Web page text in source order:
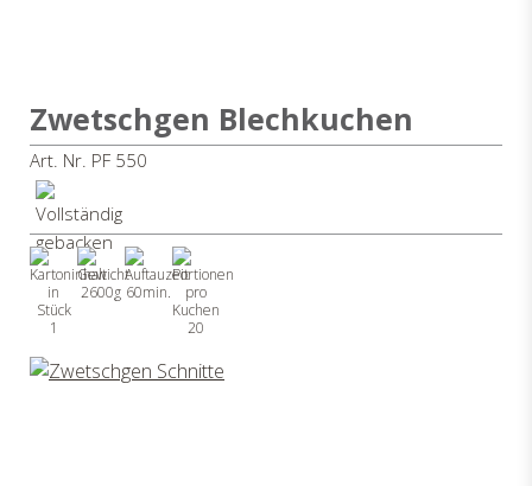
Zwetschgen Blechkuchen
Art. Nr. PF 550
1
2600g 60min.
20